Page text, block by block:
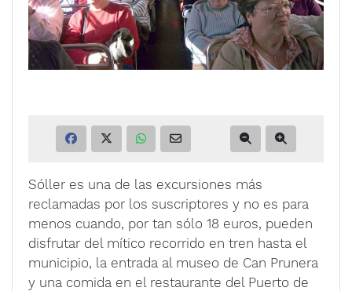
Sóller es una de las excursiones más
reclamadas por los suscriptores y no es para
menos cuando, por tan sólo 18 euros, pueden
disfrutar del mítico recorrido en tren hasta el
municipio, la entrada al museo de Can Prunera
y una comida en el restaurante del Puerto de